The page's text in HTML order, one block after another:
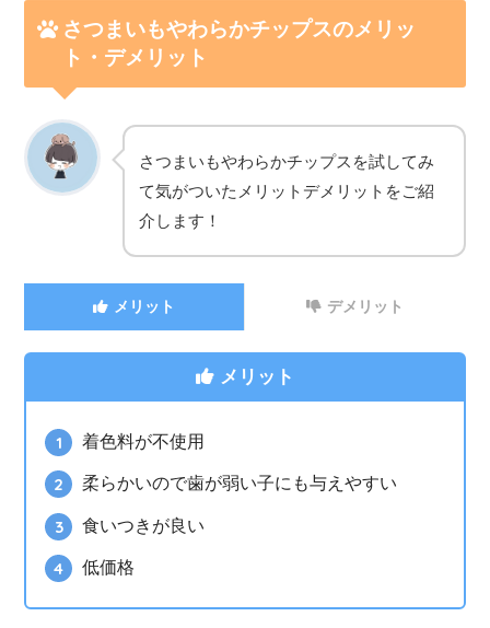
さつまいもやわらかチップスのメリッ
ト・デメリット
さつまいもやわらかチップスを試してみ
て気がついたメリットデメリットをご紹
介します！
メリット デメリット
メリット
着色料が不使用
柔らかいので歯が弱い子にも与えやすい
食いつきが良い
低価格